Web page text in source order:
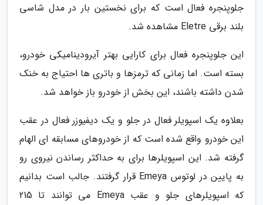
جلوپنجره فعال است که برای نخستین بار در مدل شاسی
بلند برقی Eletre مشاهده شد.
این جلوپنجره فعال برای کارایی بهتر آیرودینامیکی خودرو،
بسته است. اما زمانی که ترمزها و باتری ها احتیاج به خنک
شدن داشته باشند، این بخش از خودرو باز خواهد شد.
بعلاوه یک اسپویلر فعال در جلو و یک دیفیوزر فعال در عقب
این خودرو واقع شده است که از خودروهای مسابقه ای الهام
گرفته شد. این اسپویلرها برای به حداکثر رساندن نیروی رو
به پایین در لوتوس Emeya قرار گرفتند. جالب است بدانیم
که اسپویلرهای جلو و عقب Emeya می توانند تا 215